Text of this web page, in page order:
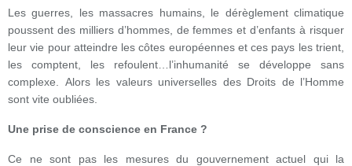
Les guerres, les massacres humains, le dérèglement climatique
poussent des milliers d’hommes, de femmes et d’enfants à risquer
leur vie pour atteindre les côtes européennes et ces pays les trient,
les comptent, les refoulent…l’inhumanité se développe sans
complexe. Alors les valeurs universelles des Droits de l’Homme
sont vite oubliées.
Une prise de conscience en France ?
Ce ne sont pas les mesures du gouvernement actuel qui la